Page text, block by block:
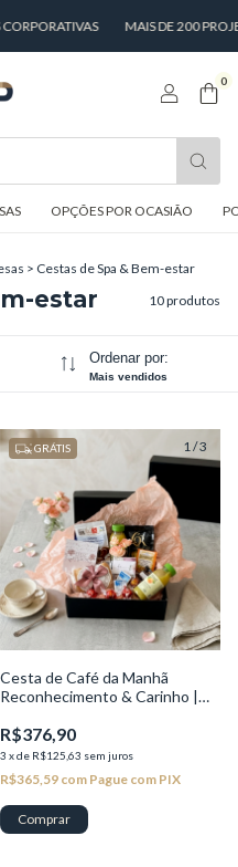
MAIS DE 200
0
OPÇÕES POR OCASIÃO
> Cestas de Spa & Bem-estar
estar 10 produtos
Ordenar por:
Mais vendidos
1/3
GRÁTIS
Cesta de Café da Manhã
Reconhecimento & Carinho |
R$376,90
3 xde R$125,63 sem juros
R$365,59 com Pague com PIX